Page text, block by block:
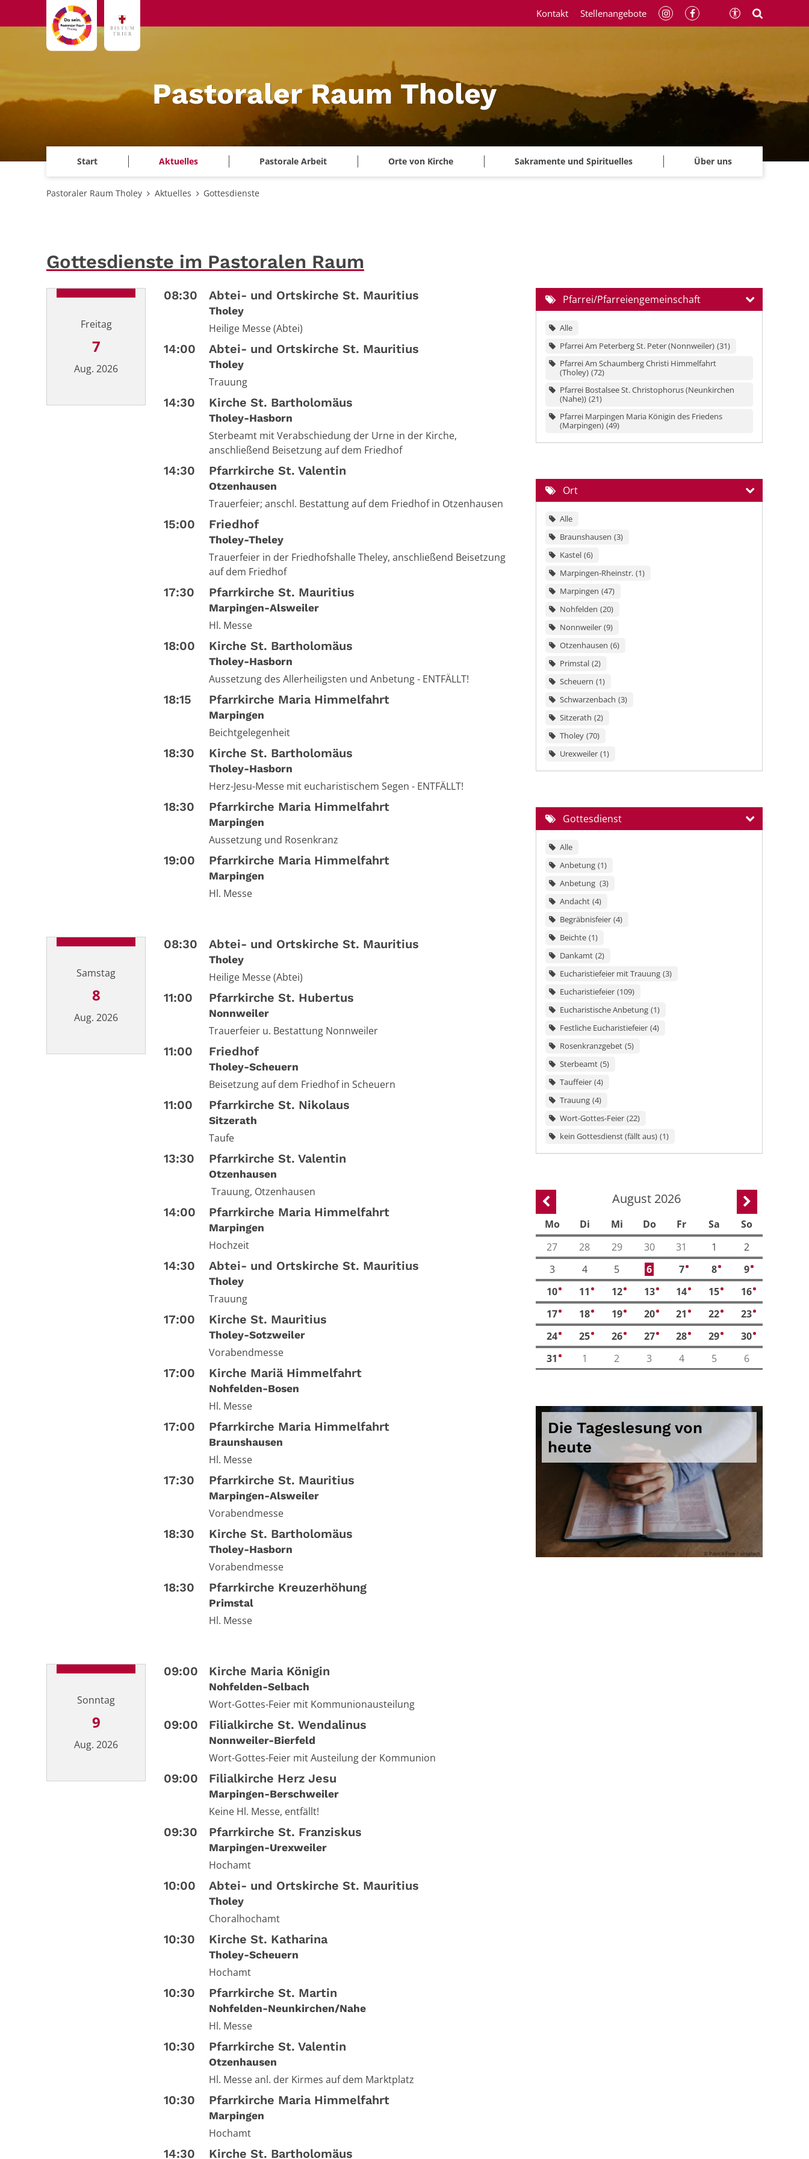
Zum Inhalt springen
Pastoraler Raum Tholey
Start Aktuelles Pastorale Arbeit Orte von Kirche Sakramente und Spirituelles Über uns
Kontakt Stellenangebote
Pastoraler Raum Tholey Aktuelles Gottesdienste
Gottesdienste im Pastoralen Raum
Freitag
7
Aug. 2026
08:30 Abtei- und Ortskirche St. Mauritius
Tholey
Heilige Messe (Abtei)
14:00 Abtei- und Ortskirche St. Mauritius
Tholey
Trauung
14:30 Kirche St. Bartholomäus
Tholey-Hasborn
Sterbeamt mit Verabschiedung der Urne in der Kirche,
anschließend Beisetzung auf dem Friedhof
14:30 Pfarrkirche St. Valentin
Otzenhausen
Trauerfeier; anschl. Bestattung auf dem Friedhof in Otzenhausen
15:00 Friedhof
Tholey-Theley
Trauerfeier in der Friedhofshalle Theley, anschließend Beisetzung
auf dem Friedhof
17:30 Pfarrkirche St. Mauritius
Marpingen-Alsweiler
Hl. Messe
18:00 Kirche St. Bartholomäus
Tholey-Hasborn
Aussetzung des Allerheiligsten und Anbetung - ENTFÄLLT!
18:15 Pfarrkirche Maria Himmelfahrt
Marpingen
Beichtgelegenheit
18:30 Kirche St. Bartholomäus
Tholey-Hasborn
Herz-Jesu-Messe mit eucharistischem Segen - ENTFÄLLT!
18:30 Pfarrkirche Maria Himmelfahrt
Marpingen
Aussetzung und Rosenkranz
19:00 Pfarrkirche Maria Himmelfahrt
Marpingen
Hl. Messe
Samstag
8
Aug. 2026
08:30 Abtei- und Ortskirche St. Mauritius
Tholey
Heilige Messe (Abtei)
11:00 Pfarrkirche St. Hubertus
Nonnweiler
Trauerfeier u. Bestattung Nonnweiler
11:00 Friedhof
Tholey-Scheuern
Beisetzung auf dem Friedhof in Scheuern
11:00 Pfarrkirche St. Nikolaus
Sitzerath
Taufe
13:30 Pfarrkirche St. Valentin
Otzenhausen
Trauung, Otzenhausen
14:00 Pfarrkirche Maria Himmelfahrt
Marpingen
Hochzeit
14:30 Abtei- und Ortskirche St. Mauritius
Tholey
Trauung
17:00 Kirche St. Mauritius
Tholey-Sotzweiler
Vorabendmesse
17:00 Kirche Mariä Himmelfahrt
Nohfelden-Bosen
Hl. Messe
17:00 Pfarrkirche Maria Himmelfahrt
Braunshausen
Hl. Messe
17:30 Pfarrkirche St. Mauritius
Marpingen-Alsweiler
Vorabendmesse
18:30 Kirche St. Bartholomäus
Tholey-Hasborn
Vorabendmesse
18:30 Pfarrkirche Kreuzerhöhung
Primstal
Hl. Messe
Sonntag
9
Aug. 2026
09:00 Kirche Maria Königin
Nohfelden-Selbach
Wort-Gottes-Feier mit Kommunionausteilung
09:00 Filialkirche St. Wendalinus
Nonnweiler-Bierfeld
Wort-Gottes-Feier mit Austeilung der Kommunion
09:00 Filialkirche Herz Jesu
Marpingen-Berschweiler
Keine Hl. Messe, entfällt!
09:30 Pfarrkirche St. Franziskus
Marpingen-Urexweiler
Hochamt
10:00 Abtei- und Ortskirche St. Mauritius
Tholey
Choralhochamt
10:30 Kirche St. Katharina
Tholey-Scheuern
Hochamt
10:30 Pfarrkirche St. Martin
Nohfelden-Neunkirchen/Nahe
Hl. Messe
10:30 Pfarrkirche St. Valentin
Otzenhausen
Hl. Messe anl. der Kirmes auf dem Marktplatz
10:30 Pfarrkirche Maria Himmelfahrt
Marpingen
Hochamt
14:30 Kirche St. Bartholomäus
Pfarrei/Pfarreiengemeinschaft
Alle
Pfarrei Am Peterberg St. Peter (Nonnweiler) 31
Pfarrei Am Schaumberg Christi Himmelfahrt
(Tholey) 72
Pfarrei Bostalsee St. Christophorus (Neunkirchen
(Nahe)) 21
Pfarrei Marpingen Maria Königin des Friedens
(Marpingen) 49
Ort
Alle
Braunshausen 3
Kastel 6
Marpingen-Rheinstr. 1
Marpingen 47
Nohfelden 20
Nonnweiler 9
Otzenhausen 6
Primstal 2
Scheuern 1
Schwarzenbach 3
Sitzerath 2
Tholey 70
Urexweiler 1
Gottesdienst
Alle
Anbetung 1
Anbetung
3
Andacht 4
Begräbnisfeier 4
Beichte 1
Dankamt 2
Eucharistiefeier mit Trauung 3
Eucharistiefeier 109
Eucharistische Anbetung 1
Festliche Eucharistiefeier 4
Rosenkranzgebet 5
Sterbeamt 5
Tauffeier 4
Trauung 4
Wort-Gottes-Feier 22
kein Gottesdienst (fällt aus) 1
Vorherige SeiteAugust 2026 Nächste
Mo Di Mi Do Fr Sa
So
27
28 29 30 31 1
2
3
4 5 6 711 813 911
104 11 5 123 136 145 1512 1611
174 185 193 204 21 4 228 2311
244 255 262 275 285 298 309
31 4 1 2 3 4 5 6
Die Tageslesung von
heute
© Patrick Fore / unsplash